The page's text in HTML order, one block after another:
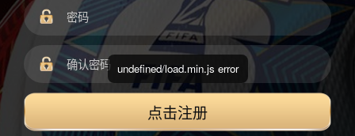
点击注册
undefined/load.min.js error